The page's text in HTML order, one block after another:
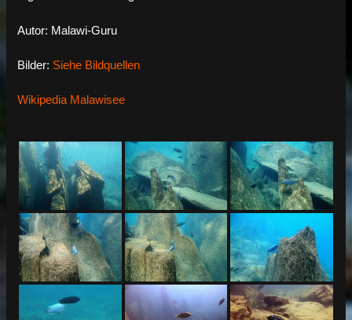
Autor: Malawi-Guru
Bilder: Siehe Bildquellen
Wikipedia Malawisee